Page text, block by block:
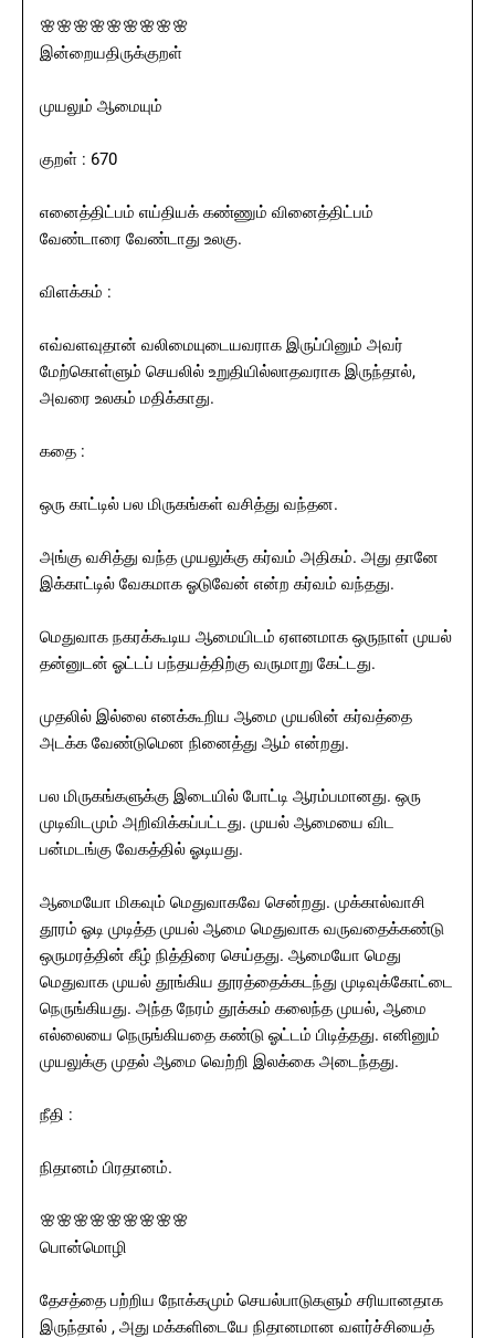
🌸🌸🌸🌸🌸🌸🌸🌸🌸
இன்றையதிருக்குறள்
முயலும் ஆமையும்
குறள் : 670
எனைத்திட்பம் எய்தியக் கண்ணும் வினைத்திட்பம்
வேண்டாரை வேண்டாது உலகு.
விளக்கம் :
எவ்வளவுதான் வலிமையுடையவராக இருப்பினும் அவர்
மேற்கொள்ளும் செயலில் உறுதியில்லாதவராக இருந்தால்,
அவரை உலகம் மதிக்காது.
கதை :
ஒரு காட்டில் பல மிருகங்கள் வசித்து வந்தன.
அங்கு வசித்து வந்த முயலுக்கு கர்வம் அதிகம். அது தானே
இக்காட்டில் வேகமாக ஓடுவேன் என்ற கர்வம் வந்தது.
மெதுவாக நகரக்கூடிய ஆமையிடம் ஏளனமாக ஒருநாள் முயல்
தன்னுடன் ஓட்டப் பந்தயத்திற்கு வருமாறு கேட்டது.
முதலில் இல்லை எனக்கூறிய ஆமை முயலின் கர்வத்தை
அடக்க வேண்டுமென நினைத்து ஆம் என்றது.
பல மிருகங்களுக்கு இடையில் போட்டி ஆரம்பமானது. ஒரு
முடிவிடமும் அறிவிக்கப்பட்டது. முயல் ஆமையை விட
பன்மடங்கு வேகத்தில் ஓடியது.
ஆமையோ மிகவும் மெதுவாகவே சென்றது. முக்கால்வாசி
தூரம் ஓடி முடித்த முயல் ஆமை மெதுவாக வருவதைக்கண்டு
ஒருமரத்தின் கீழ் நித்திரை செய்தது. ஆமையோ மெது
மெதுவாக முயல் தூங்கிய தூரத்தைக்கடந்து முடிவுக்கோட்டை
நெருங்கியது. அந்த நேரம் தூக்கம் கலைந்த முயல், ஆமை
எல்லையை நெருங்கியதை கண்டு ஓட்டம் பிடித்தது. எனினும்
முயலுக்கு முதல் ஆமை வெற்றி இலக்கை அடைந்தது.
நீதி :
நிதானம் பிரதானம்.
🌸🌸🌸🌸🌸🌸🌸🌸🌸
பொன்மொழி
தேசத்தை பற்றிய நோக்கமும் செயல்பாடுகளும் சரியானதாக
இருந்தால் , அது மக்களிடையே நிதானமான வளர்ச்சியைத்